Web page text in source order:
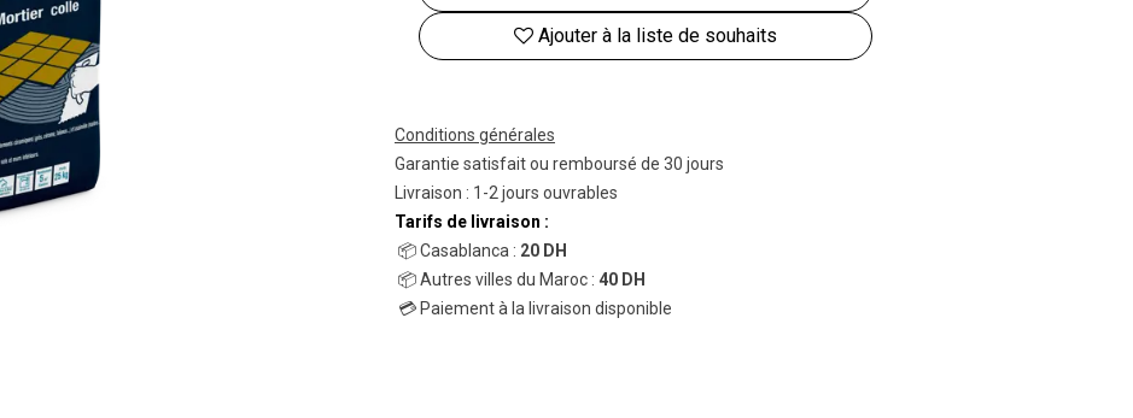
Ajouter à la liste de souhaits
Conditions générales
Garantie satisfait ou remboursé de 30 jours
Livraison : 1-2 jours ouvrables
Tarifs de livraison :
📦 Casablanca : 20 DH
📦 Autres villes du Maroc : 40 DH
💳 Paiement à la livraison disponible